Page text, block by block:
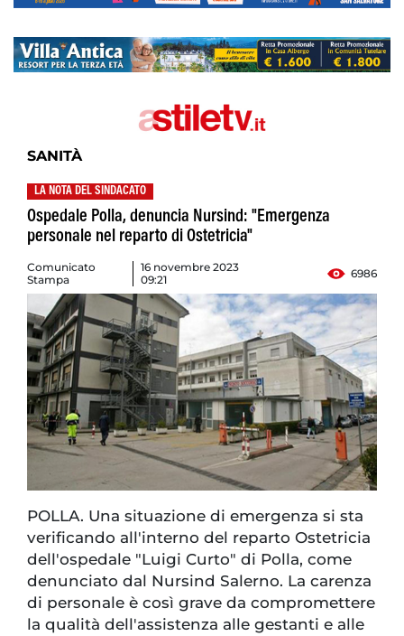
SANITÀ
LA NOTA DEL SINDACATO
Ospedale Polla, denuncia Nursind: "Emergenza
personale nel reparto di Ostetricia"
Comunicato
Stampa
16 novembre 2023
09:21
6986
POLLA. Una situazione di emergenza si sta
verificando all'interno del reparto Ostetricia
dell'ospedale "Luigi Curto" di Polla, come
denunciato dal Nursind Salerno. La carenza
di personale è così grave da compromettere
la qualità dell'assistenza alle gestanti e alle